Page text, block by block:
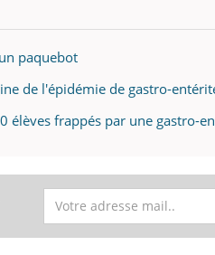
paquebot
de l'épidémie de gastro-
élèves frappés par une gastro-
& Ramadan 2026
approche, et, pour de
personnes atteintes de
c'est une période de
mais ...